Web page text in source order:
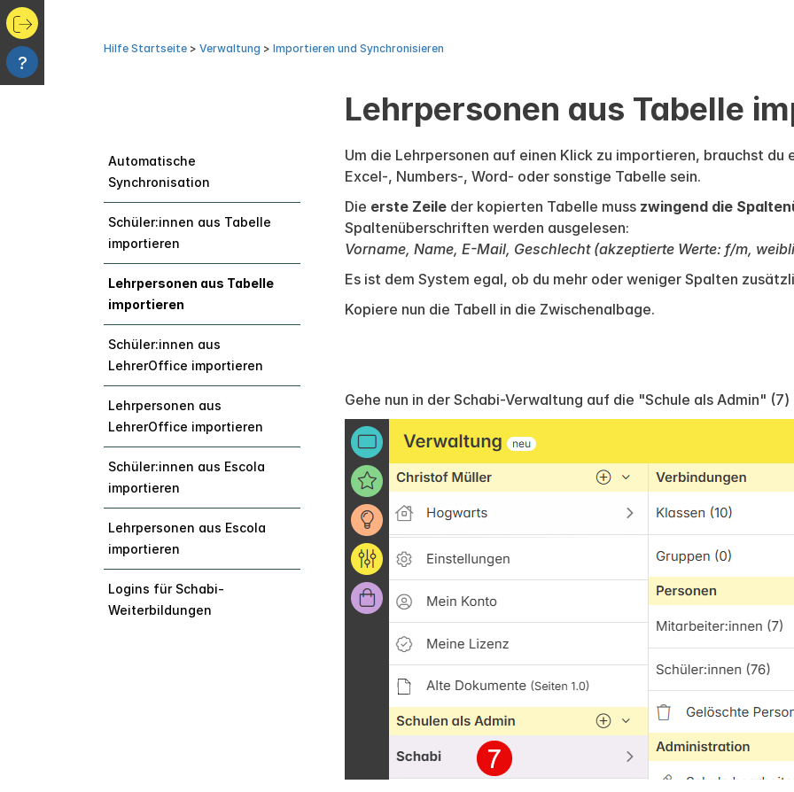
?
Hilfe Startseite > Verwaltung > Importieren und Synchronisieren
Automatische
Synchronisation
Schüler:innen aus Tabelle
importieren
Lehrpersonen aus Tabelle
importieren
Schüler:innen aus
LehrerOffice importieren
Lehrpersonen aus
LehrerOffice importieren
Schüler:innen aus Escola
importieren
Lehrpersonen aus Escola
importieren
Logins für Schabi-
Weiterbildungen
Lehrpersonen aus Tabelle
Um die Lehrpersonen auf einen Klick zu importieren, brauchst du
Excel-, Numbers-, Word- oder sonstige Tabelle sein.
Die erste Zeile der kopierten Tabelle muss zwingend die
Spaltenüberschriften werden ausgelesen:
Vorname, Name, E-Mail, Geschlecht (akzeptierte Werte: f/m,
Es ist dem System egal, ob du mehr oder weniger Spalten
Kopiere nun die Tabell in die Zwischenalbage.
Gehe nun in der Schabi-Verwaltung auf die "Schule als Admin"